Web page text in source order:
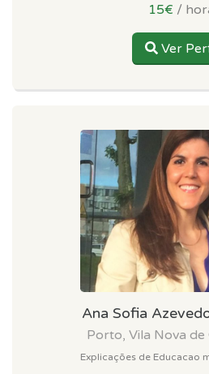
15€ /
Ver
Ana Sofia
Porto, Vila Nova de
Explicações de Educacao